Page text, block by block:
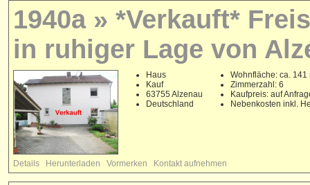
1940a » *Verkauft*
in ruhiger Lage von
Haus
Kauf
63755 Alzenau
Deutschland
Wohnfläche: ca. 141
Zimmerzahl: 6
Kaufpreis: auf
Nebenkosten inkl.
Details Herunterladen Vormerken Kontakt aufnehmen